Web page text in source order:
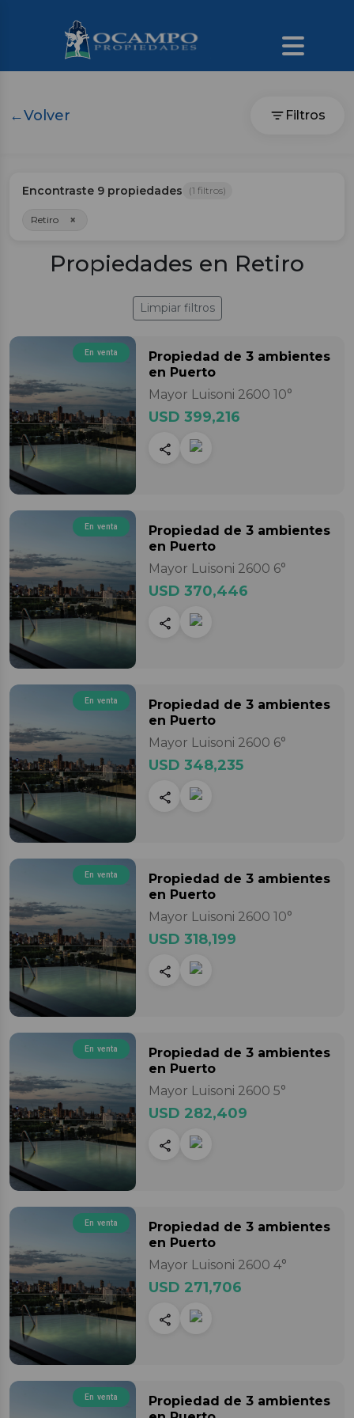
←Volver Filtros
Encontraste 9 propiedades (1 filtros)
Retiro ×
Propiedades en Retiro
Limpiar filtros
En venta Propiedad de 3 ambientes
en Puerto
Mayor Luisoni 2600 10°
USD 399,216
En venta Propiedad de 3 ambientes
en Puerto
Mayor Luisoni 2600 6°
USD 370,446
En venta Propiedad de 3 ambientes
en Puerto
Mayor Luisoni 2600 6°
USD 348,235
En venta Propiedad de 3 ambientes
en Puerto
Mayor Luisoni 2600 10°
USD 318,199
En venta Propiedad de 3 ambientes
en Puerto
Mayor Luisoni 2600 5°
USD 282,409
En venta Propiedad de 3 ambientes
en Puerto
Mayor Luisoni 2600 4°
USD 271,706
En venta Propiedad de 3 ambientes